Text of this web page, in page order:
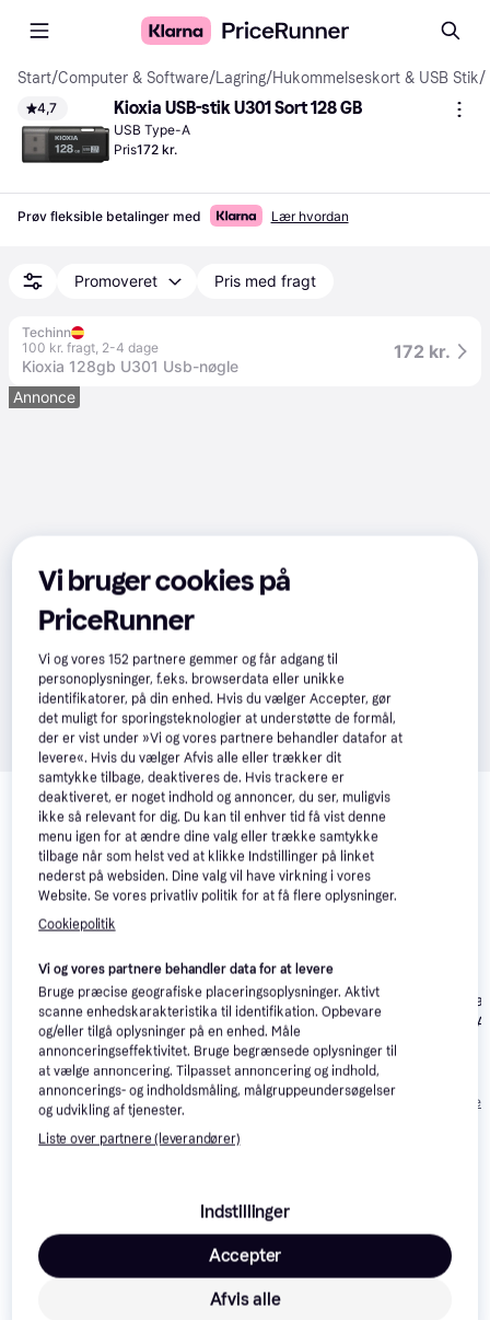
Start/Computer & Software/Lagring/Hukommelseskort & USB Stik/
4,7 Kioxia USB-stik U301 Sort 128 GB
USB Type-A
Pris172 kr.
Prøv fleksible betalinger med Lær hvordan
Promoveret Pris med fragt
Techinn
100 kr. fragt, 2-4 dage
Kioxia 128gb U301 Usb-nøgle
172 kr.
Annonce
Relaterede produkter
Se vores forslag til andre produkter, der matcher dine
interesser. Vis alle
Kingston USB
3.2 Gen 1
DataTraveler
Exodia M 128GB
4.9
78 kr.
Eller 3 betalinger af 26 kr.
Kingston
DataTraveler
Kyson 128GB
USB 3.2
4.5
149 kr.
Eller 3 betalinger af 30 kr.
Kingston
128 GB USB-
3.2 Gen 1
106 kr.
Eller 3
Vi bruger cookies på
PriceRunner
Vi og vores152 partnere gemmer og får adgang til
personoplysninger, f.eks. browserdata eller unikke
identifikatorer, på din enhed. Hvis du vælger Accepter, gør
det muligt for sporingsteknologier at understøtte de formål,
der er vist under »Vi og vores partnere behandler datafor at
levere«. Hvis du vælger Afvis alle eller trækker dit
samtykke tilbage, deaktiveres de. Hvis trackere er
deaktiveret, er noget indhold og annoncer, du ser, muligvis
ikke så relevant for dig. Du kan til enhver tid få vist denne
menu igen for at ændre dine valg eller trække samtykke
tilbage når som helst ved at klikke Indstillinger på linket
nederst på websiden. Dine valg vil have virkning i vores
Website. Se vores privatliv politik for at få flere oplysninger.
Cookiepolitik
Vi og vores partnere behandler data for at levere
Bruge præcise geografiske placeringsoplysninger. Aktivt
scanne enhedskarakteristika til identifikation. Opbevare
og/eller tilgå oplysninger på en enhed. Måle
annonceringseffektivitet. Bruge begrænsede oplysninger til
at vælge annoncering. Tilpasset annoncering og indhold,
annoncerings- og indholdsmåling, målgruppeundersøgelser
og udvikling af tjenester.
Liste over partnere (leverandører)
Indstillinger
Afvis alle
Accepter